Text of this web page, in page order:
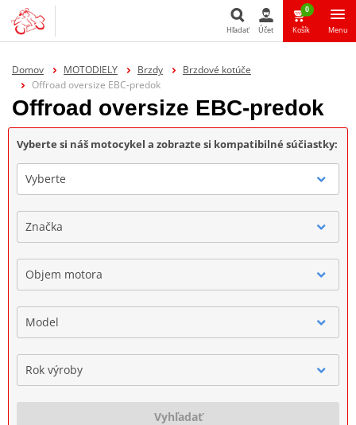
Hľadať Účet
0
Košík Menu
Domov MOTODIELY Brzdy
Brzdové kotúče
Offroad oversize EBC-predok
Offroad oversize EBC-predok
Vyberte si náš motocykel a zobrazte si kompatibilné súčiastky:
Vyberte
Značka
Objem motora
Model
Rok výroby
Vyhľadať